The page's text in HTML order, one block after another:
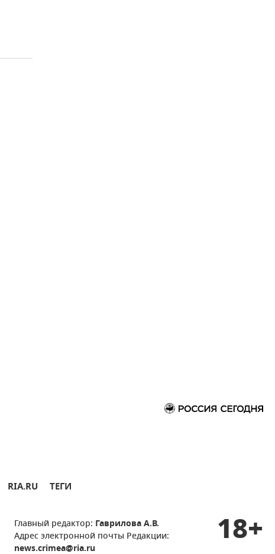
RIA.RU ТЕГИ
Главный редактор: Гаврилова А.В.
Адрес электронной почты Редакции:
news.crimea@ria.ru
18+